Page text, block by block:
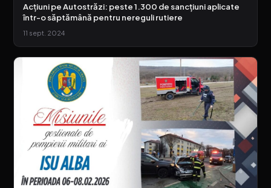
Acțiuni pe Autostrăzi: peste 1.300 de sancțiuni aplicate
într-o săptămână pentru nereguli rutiere
11 sept. 2024